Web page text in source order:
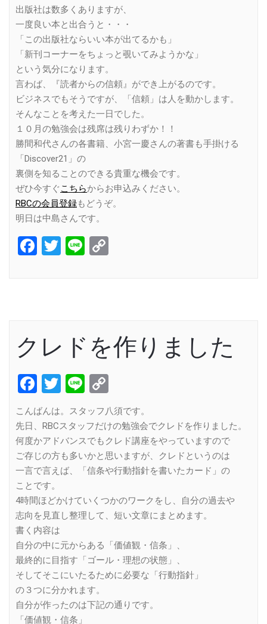
出版社は数多くありますが、
一度良い本と出合うと・・・
「この出版社ならいい本が出てるかも」
「新刊コーナーをちょっと覗いてみようかな」
という気分になります。
言わば、『読者からの信頼』ができ上がるのです。
ビジネスでもそうですが、「信頼」は人を動かします。
そんなことを考えた一日でした。
１０月の勉強会は残席は残りわずか！！
勝間和代さんの各書籍、小宮一慶さんの著書も手掛ける
「Discover21」の
裏側を知ることのできる貴重な機会です。
ぜひ今すぐこちらからお申込みください。
RBCの会員登録もどうぞ。
明日は中島さんです。
Facebook
Twitter
Line
クレドを作りました
Facebook
Twitter
Line
Link
こんばんは。スタッフ八須です。
先日、RBCスタッフだけの勉強会でクレドを作りました。
何度かアドバンスでもクレド講座をやっていますので
ご存じの方も多いかと思いますが、クレドというのは
一言で言えば、「信条や行動指針を書いたカード」の
ことです。
4時間ほどかけていくつかのワークをし、自分の過去や
志向を見直し整理して、短い文章にまとめます。
書く内容は
自分の中に元からある「価値観・信条」、
最終的に目指す「ゴール・理想の状態」、
そしてそこにいたるために必要な「行動指針」
の３つに分かれます。
自分が作ったのは下記の通りです。
「価値観・信条」